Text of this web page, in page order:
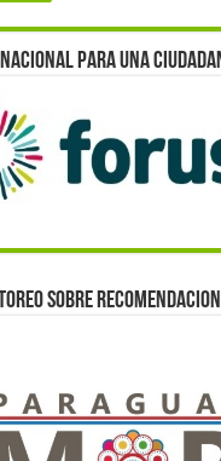
para una
sobre